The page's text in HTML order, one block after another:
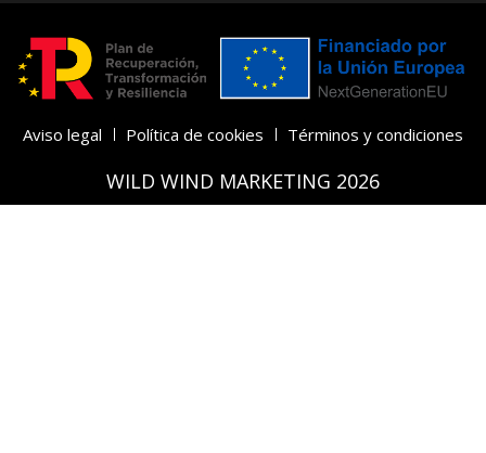
Aviso legal Política de cookies Términos y condiciones
WILD WIND MARKETING 2026